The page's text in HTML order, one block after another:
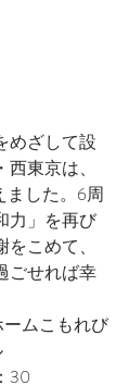
めざして設
東京は、
ました。6周
力」を再び
こめて、
ごせれば幸
ームこもれび
30